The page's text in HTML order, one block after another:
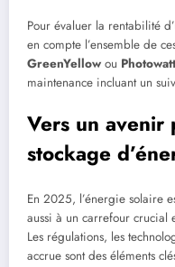
Pour évaluer la rentabilité
en compte l’ensemble de
GreenYellow ou Photowatt
maintenance incluant un
Vers un avenir
stockage
En 2025, l’énergie solaire
aussi à un carrefour crucial
Les régulations, les
accrue sont des éléments